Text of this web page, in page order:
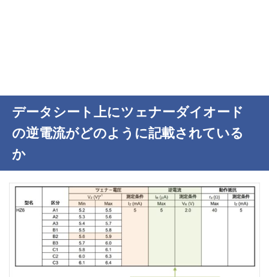
データシート上にツェナーダイオード
の逆電流がどのように記載されている
か